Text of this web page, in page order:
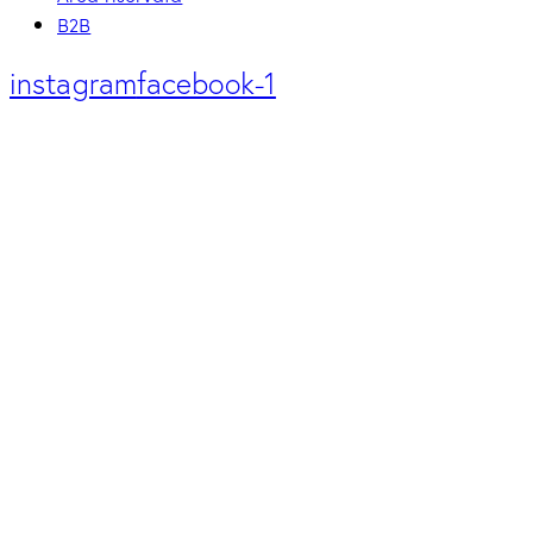
B2B
instagramfacebook-1